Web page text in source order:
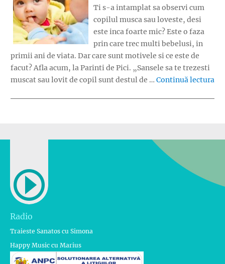
Ti s-a intamplat sa observi cum
copilul musca sau loveste, desi
este inca foarte mic? Este o faza
prin care trec multi bebelusi, in
primii ani de viata. Dar care sunt motivele si ce este de
facut? Afla acum, la Parinti de Pici. „Sansele sa te trezesti
muscat sau lovit de copil sunt destul de … Continuă lectura
Radio
Traieste Sanatos cu Simona
Happy Music cu Marius